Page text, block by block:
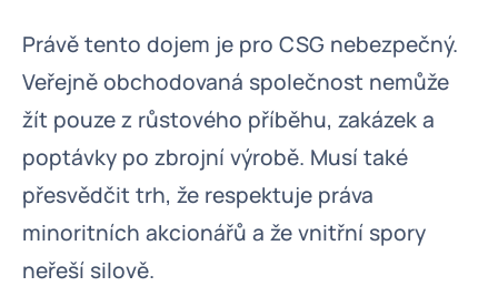
Právě tento dojem je pro CSG nebezpečný.
Veřejně obchodovaná společnost nemůže
žít pouze z růstového příběhu, zakázek a
poptávky po zbrojní výrobě. Musí také
přesvědčit trh, že respektuje práva
minoritních akcionářů a že vnitřní spory
neřeší silově.